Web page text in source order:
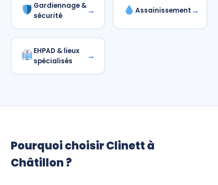
Gardiennage &
sécurité
→ Assainissement →
EHPAD & lieux
spécialisés
→
Pourquoi choisir Clinett à
Châtillon ?